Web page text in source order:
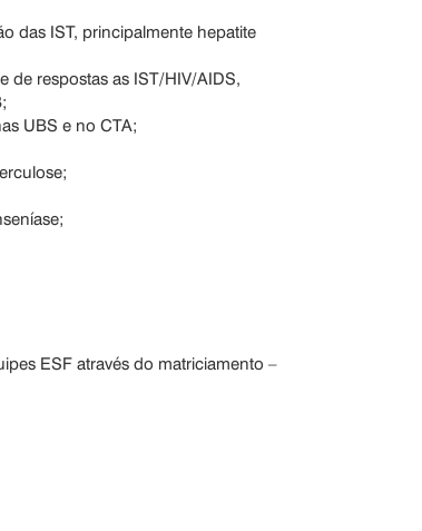
das IST, principalmente hepatite
de respostas as IST/HIV/AIDS,
UBS e no CTA;
ESF através do matriciamento –